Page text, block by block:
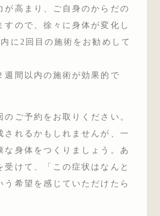
が高まり、ご自身のからだの
すので、徐々に身体が変化し
に2回目の施術をお勧めして
週間以内の施術が効果的で
のご予約をお取りください。
されるかもしれませんが、一
な身体をつくりましょう。あ
受けて、「この症状はなんと
う希望を感じていただけたら